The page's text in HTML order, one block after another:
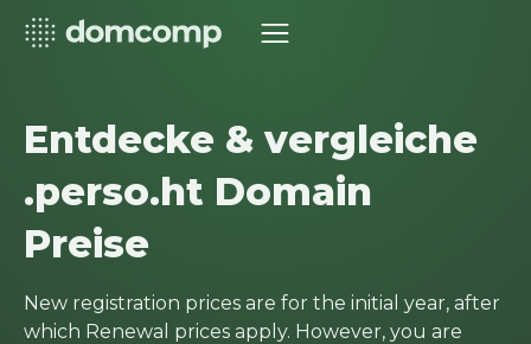
Entdecke & vergleiche
.perso.ht Domain
Preise
New registration prices are for the initial year, after
which Renewal prices apply. However, you are